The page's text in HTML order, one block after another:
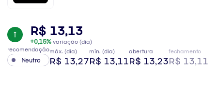
R$ 13,13
+0,15% variação (dia)
recomendação
Neutro
máx. (dia)
R$ 13,27
mín. (dia)
R$ 13,11
abertura
R$ 13,23
fechamento
R$ 13,11